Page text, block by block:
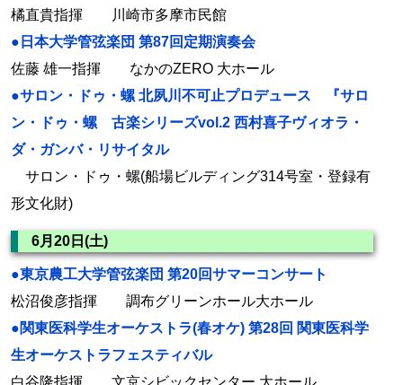
橘直貴指揮 川崎市多摩市民館
●日本大学管弦楽団 第87回定期演奏会
佐藤 雄一指揮 なかのZERO 大ホール
●サロン・ドゥ・螺 北夙川不可止プロデュース 『サロ
ン・ドゥ・螺 古楽シリーズvol.2 西村喜子ヴィオラ・
ダ・ガンバ・リサイタル
サロン・ドゥ・螺(船場ビルディング314号室・登録有
形文化財)
6月20日(土)
●東京農工大学管弦楽団 第20回サマーコンサート
松沼俊彦指揮 調布グリーンホール大ホール
●関東医科学生オーケストラ(春オケ) 第28回 関東医科学
生オーケストラフェスティバル
白谷隆指揮 文京シビックセンター 大ホール